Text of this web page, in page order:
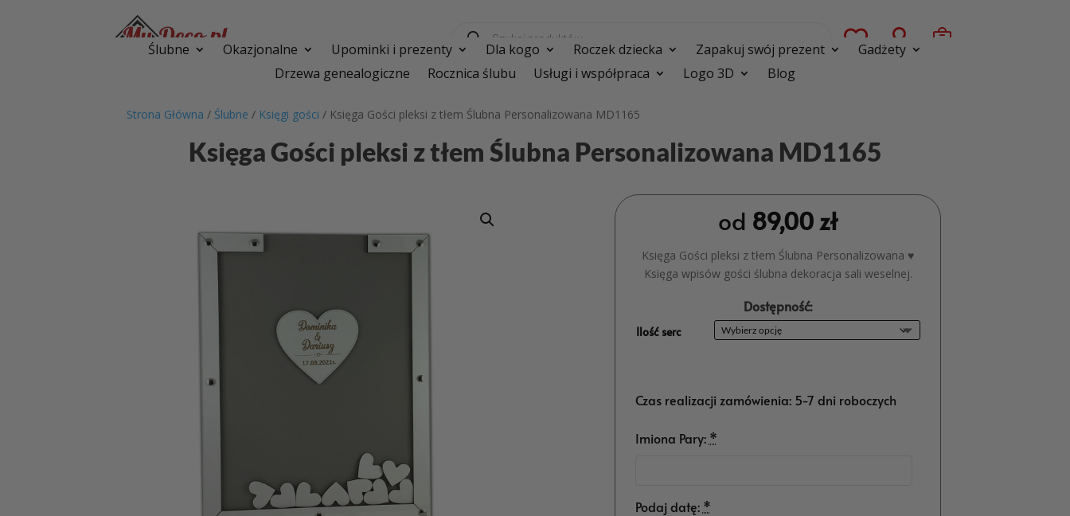
produktów   
Ślubne Okazjonalne Upominki i prezenty Dla kogo Roczek dziecka Zapakuj swój prezent
Gadżety
Drzewa genealogiczne
Rocznica ślubu Usługi i współpraca Logo 3D Blog
Strona Główna / Ślubne / Księgi gości / Księga Gości pleksi z tłem Ślubna Personalizowana MD1165
Księga Gości pleksi z tłem Ślubna Personalizowana MD1165
od 89,00zł
Księga Gości pleksi z tłem Ślubna Personalizowana ♥
Księga wpisów gości ślubna dekoracja sali weselnej.
Dostępność:
Ilość serc
Czas realizacji zamówienia: 5-7 dni roboczych
Imiona Pary: *
Podaj datę: *